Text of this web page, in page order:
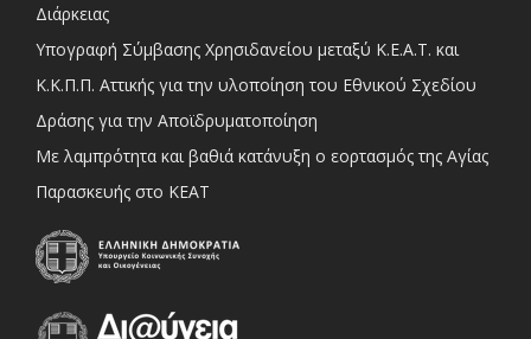
Διάρκειας
Υπογραφή Σύμβασης Χρησιδανείου μεταξύ Κ.Ε.Α.Τ. και
Κ.Κ.Π.Π. Αττικής για την υλοποίηση του Εθνικού Σχεδίου
Δράσης για την Αποϊδρυματοποίηση
Με λαμπρότητα και βαθιά κατάνυξη ο εορτασμός της Αγίας
Παρασκευής στο ΚΕΑΤ